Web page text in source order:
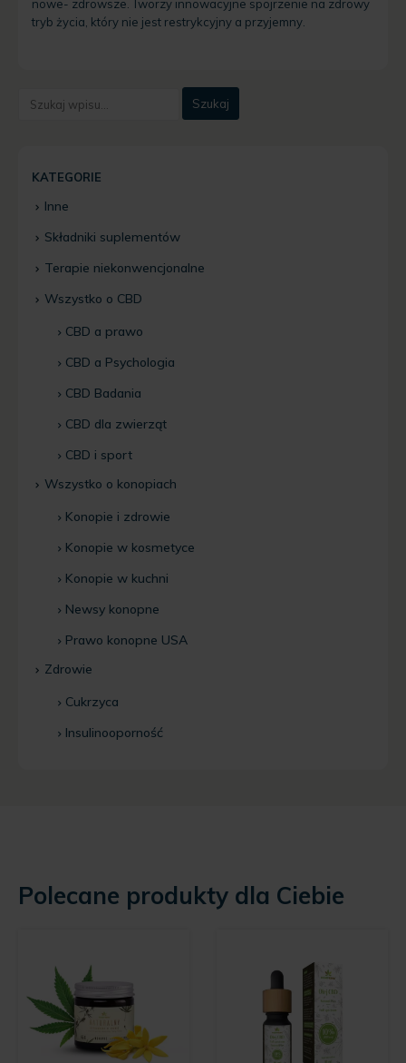
nowe- zdrowsze. Tworzy innowacyjne spojrzenie na zdrowy
tryb życia, który nie jest restrykcyjny a przyjemny.
KATEGORIE
Inne
Składniki suplementów
Terapie niekonwencjonalne
Wszystko o CBD
CBD a prawo
CBD a Psychologia
CBD Badania
CBD dla zwierząt
CBD i sport
Wszystko o konopiach
Konopie i zdrowie
Konopie w kosmetyce
Konopie w kuchni
Newsy konopne
Prawo konopne USA
Zdrowie
Cukrzyca
Insulinooporność
Polecane produkty dla Ciebie